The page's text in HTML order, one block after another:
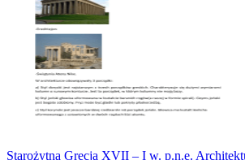
Starożytna Grecja XVII – I w. p.n.e.